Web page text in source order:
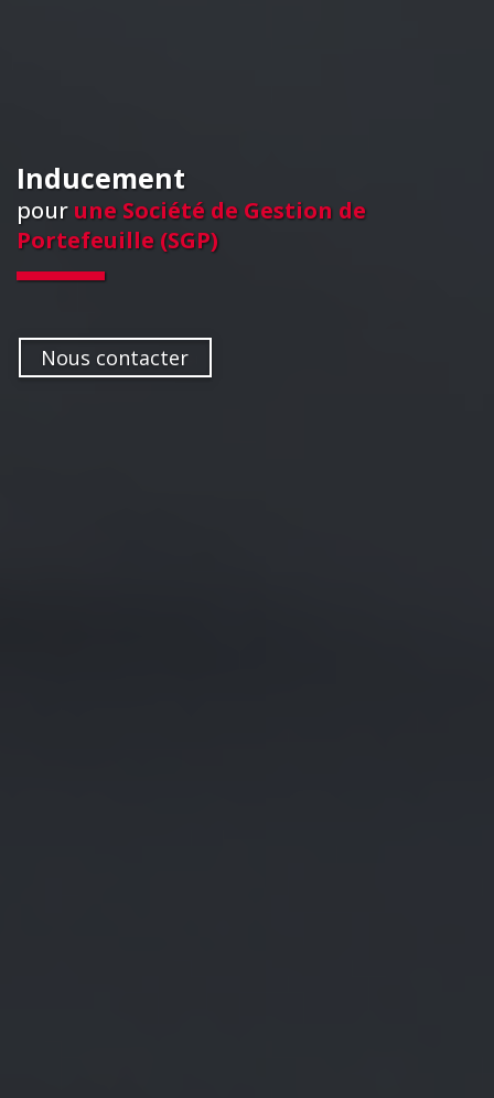
Inducement
pour une Société de Gestion de
Portefeuille (SGP)
Nous contacter